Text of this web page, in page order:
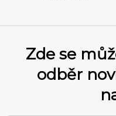
Zde se
odběr